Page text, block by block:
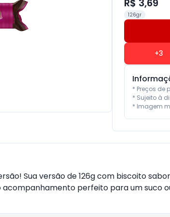
R$ 3,69
126gr
+3
* Preços de
* Sujeito à
* Imagem
Sua versão de 126g com biscoito
perfeito para um suco